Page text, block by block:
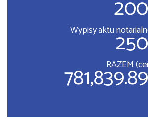
Wypisy aktu
RAZEM